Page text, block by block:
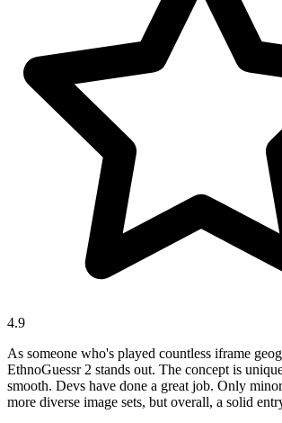
4.9
As someone who's played countless iframe
EthnoGuessr 2 stands out. The concept is
smooth. Devs have done a great job. Only
more diverse image sets, but overall, a solid